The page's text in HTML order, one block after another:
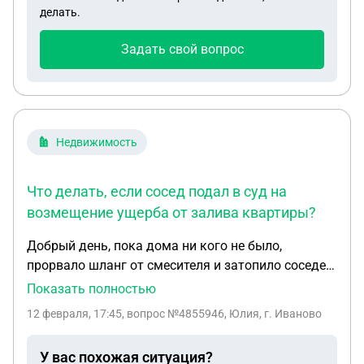
и был без адвоката и родителей, и без видео-
делать.
Задать свой вопрос
Недвижимость
Что делать, если сосед подал в суд на
возмещение ущерба от залива квартиры?
Добрый день, пока дома ни кого не было,
прорвало шланг от смесителя и затопило соседей,
которые живут под нами. Затопило им кухню и
Созвонившись с соседом , он сказал что будет
Показать полностью
12 февраля, 17:45, вопрос №4855946, Юлия, г. Иваново
У вас похожая ситуация?